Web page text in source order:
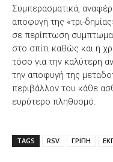
Συμπερασματικά,
αποφυγή της «τρι-
σε περίπτωση
στο σπίτι καθώς και η
τόσο για την καλύτερη
την αποφυγή της
περιβάλλον του κάθε
ευρύτερο πληθυσμό.
TAGS RSV ΓΡΙΠΗ